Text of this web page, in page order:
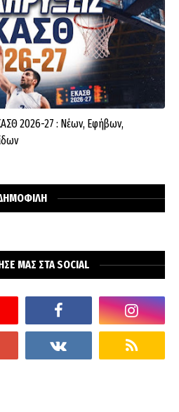
2026-27 : Νέων, Εφήβων,
ΜΑΣ ΣΤΑ SOCIAL